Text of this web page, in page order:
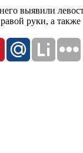
выявили
руки, а